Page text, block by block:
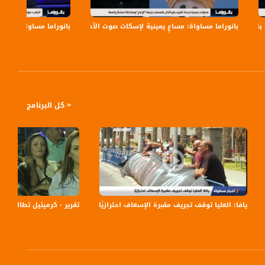
بين رئيس الحكومة، بنيامين نتنياهو ووزير الأمن، بيني غانتس. ما هي طبيعة
بانوراما مساواة: بن بانوراما مساواة: مساعٍ يمينية لإسكات صوت الآذان
< كل البرنامج
تقرير - كرميئيل تطالب مرة أخرىيافا: العليا توقف تجريف مقبرة الإسعاف احترازيًا،اخبار مساواة،07.08.2020،قتاة مساواة
في ظل الهجمة على الأرض والمسكن